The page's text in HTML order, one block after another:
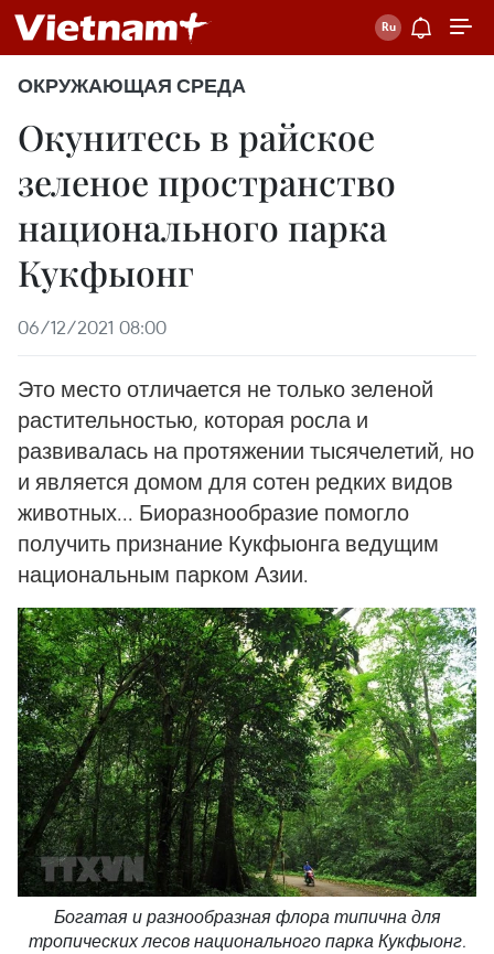
ОКРУЖАЮЩАЯ СРЕДА
Окунитесь в райское
зеленое пространство
национального парка
Кукфыонг
06/12/2021 08:00
Это место отличается не только зеленой
растительностью, которая росла и
развивалась на протяжении тысячелетий, но
и является домом для сотен редких видов
животных... Биоразнообразие помогло
получить признание Кукфыонга ведущим
национальным парком Азии.
Богатая и разнообразная флора типична для
тропических лесов национального парка Кукфыонг.